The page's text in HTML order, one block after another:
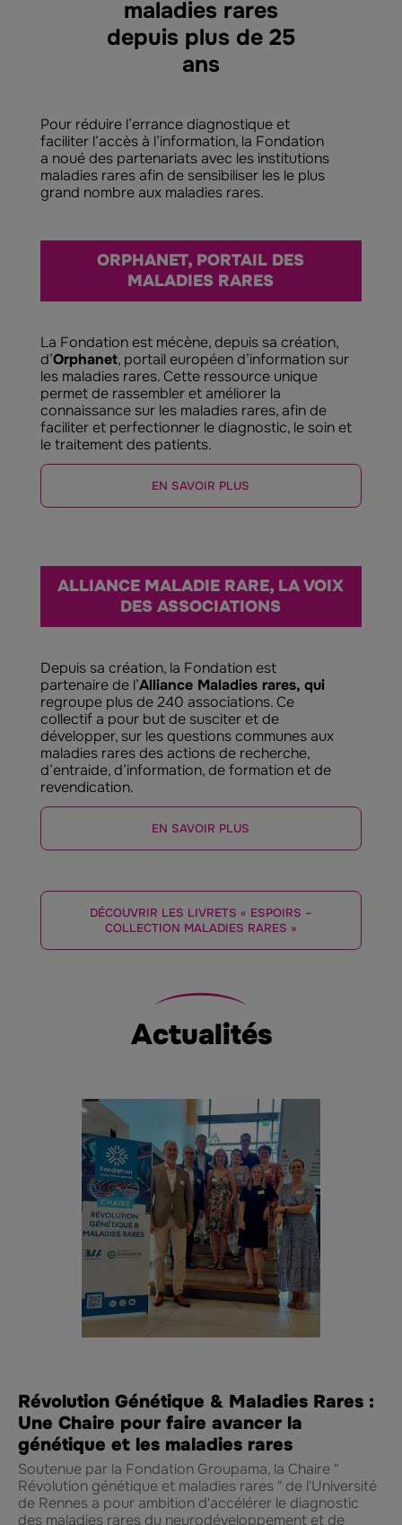
maladies rares
depuis plus de 25
ans
Pour réduire l’errance diagnostique et
faciliter l’accès à l’information, la Fondation
a noué des partenariats avec les institutions
maladies rares afin de sensibiliser les le plus
grand nombre aux maladies rares.
ORPHANET, PORTAIL DES
MALADIES RARES
La Fondation est mécène, depuis sa création,
d’Orphanet, portail européen d’information sur
les maladies rares. Cette ressource unique
permet de rassembler et améliorer la
connaissance sur les maladies rares, afin de
faciliter et perfectionner le diagnostic, le soin et
le traitement des patients.
EN SAVOIR PLUS
ALLIANCE MALADIE RARE, LA VOIX
DES ASSOCIATIONS
Depuis sa création, la Fondation est
partenaire de l’Alliance Maladies rares, qui
regroupe plus de 240 associations. Ce
collectif a pour but de susciter et de
développer, sur les questions communes aux
maladies rares des actions de recherche,
d’entraide, d’information, de formation et de
revendication.
EN SAVOIR PLUS
DÉCOUVRIR LES LIVRETS « ESPOIRS –
COLLECTION MALADIES RARES »
Actualités
Révolution Génétique & Maladies Rares :
Une Chaire pour faire avancer la
génétique et les maladies rares
Soutenue par la Fondation Groupama, la Chaire "
Révolution génétique et maladies rares " de l'Université
de Rennes a pour ambition d'accélérer le diagnostic
des maladies rares du neurodéveloppement et de